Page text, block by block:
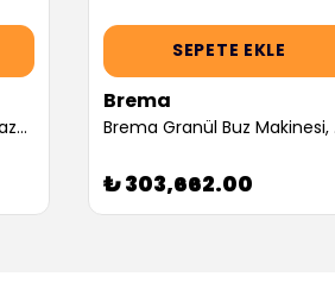
Brema Küp Buz Makinesi Haznesiz, 300 Kg (Servis Garantili)
SEPETE EKLE
Brema
₺ 303,662.00